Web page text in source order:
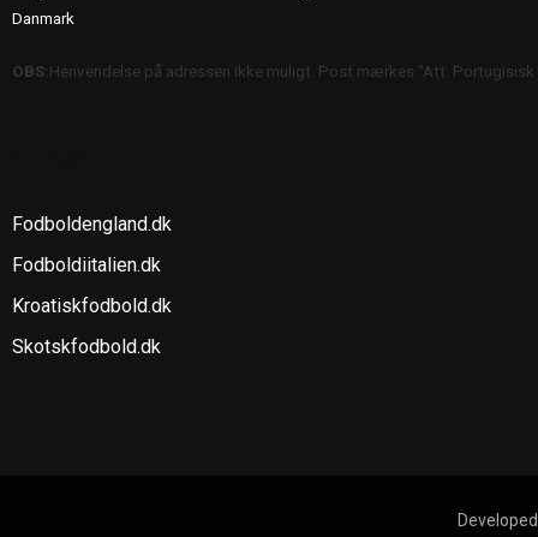
Danmark
OBS:Henvendelse på adressen ikke muligt. Post mærkes "Att:
Fodboldengland.dk
Fodboldiitalien.dk
Kroatiskfodbold.dk
Skotskfodbold.dk